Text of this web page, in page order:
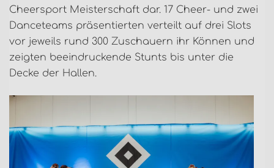
Cheersport Meisterschaft dar. 17 Cheer- und zwei
Danceteams präsentierten verteilt auf drei Slots
vor jeweils rund 300 Zuschauern ihr Können und
zeigten beeindruckende Stunts bis unter die
Decke der Hallen.